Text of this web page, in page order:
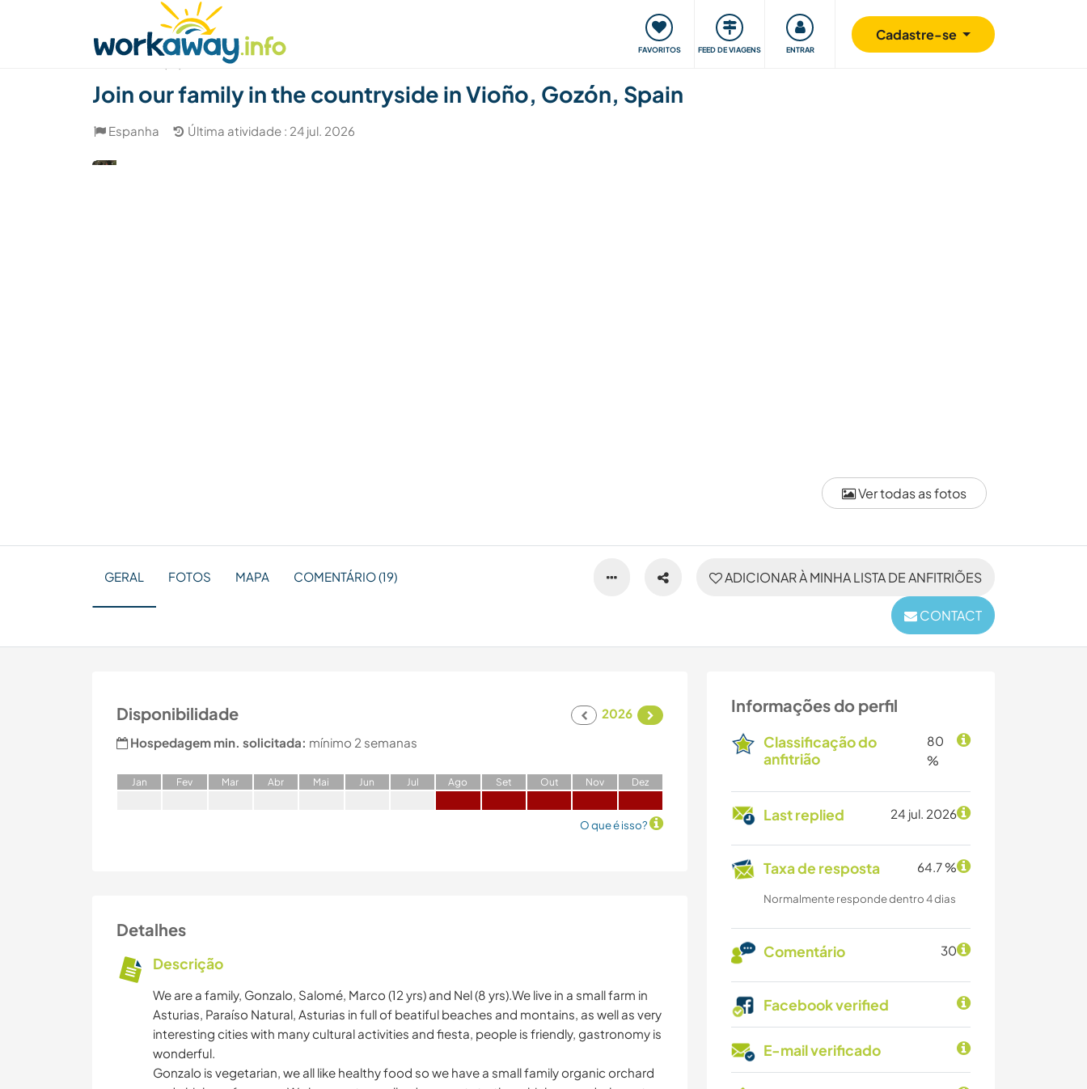
FAVORITOS FEED DE VIAGENS ENTRAR
Cadastre-se
Achar anfitrião Parceiro de viagem Viaje e aprenda Comunidade Retribuindo Segurança
Ver todas as fotos
Join our family in the countryside in Vioño, Gozón, Spain
Espanha Última atividade : 24 jul. 2026
ADICIONAR À MINHA LISTA DE ANFITRIÕES
CONTACT
GERAL FOTOS MAPA COMENTÁRIO (19)
Informações do perfil
Classificação do
anfitrião
80
%
Last replied 24 jul. 2026
Taxa de resposta 64.7 %
Normalmente responde dentro 4 dias
Comentário 30
Facebook verified
E-mail verificado
Disponibilidade
2026
Hospedagem min. solicitada: mínimo 2 semanas
Jan Fev Mar Abr Mai Jun Jul Ago Set Out Nov Dez
O que é isso?
Detalhes
Descrição
We are a family, Gonzalo, Salomé, Marco (12 yrs) and Nel (8 yrs).We live in a small farm in
Asturias, Paraíso Natural, Asturias in full of beatiful beaches and montains, as well as very
interesting cities with many cultural activities and fiesta, people is friendly, gastronomy is
wonderful.
Gonzalo is vegetarian, we all like healthy food so we have a small family organic orchard